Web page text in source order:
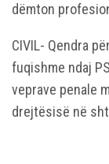
dëmton
CIVIL- Qendra
fuqishme ndaj
veprave penale
drejtësisë në